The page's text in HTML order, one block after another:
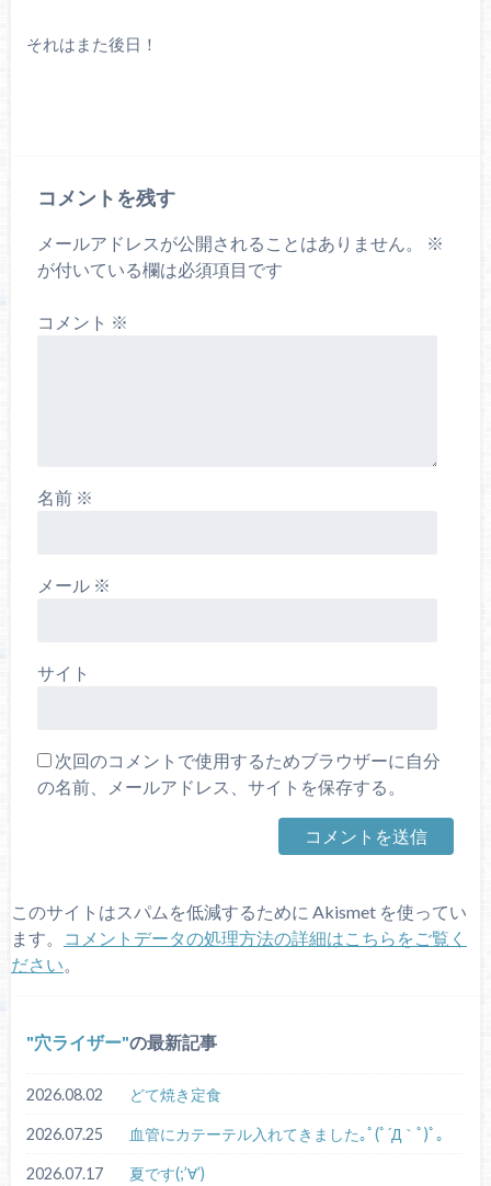
それはまた後日！
コメントを残す
メールアドレスが公開されることはありません。
※
が付いている欄は必須項目です
コメント ※
名前 ※
メール ※
サイト
次回のコメントで使用するためブラウザーに自分
の名前、メールアドレス、サイトを保存する。
このサイトはスパムを低減するために Akismet を使ってい
ます。
コメントデータの処理方法の詳細はこちらをご覧く
ださい。
穴ライザー の最新記事
2026.08.02 どて焼き定食
2026.07.25 血管にカテーテル入れてきました｡ﾟ(ﾟ´Д｀ﾟ)ﾟ｡
2026.07.17 夏です(;’∀’)